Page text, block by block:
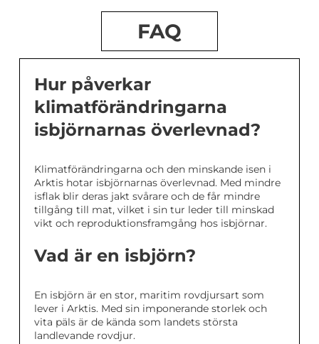
FAQ
Hur påverkar
klimatförändringarna
isbjörnarnas överlevnad?
Klimatförändringarna och den minskande isen i
Arktis hotar isbjörnarnas överlevnad. Med mindre
isflak blir deras jakt svårare och de får mindre
tillgång till mat, vilket i sin tur leder till minskad
vikt och reproduktionsframgång hos isbjörnar.
Vad är en isbjörn?
En isbjörn är en stor, maritim rovdjursart som
lever i Arktis. Med sin imponerande storlek och
vita päls är de kända som landets största
landlevande rovdjur.